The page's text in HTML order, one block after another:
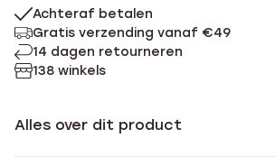
Achteraf betalen
Gratis verzending vanaf €49
14 dagen retourneren
138 winkels
Alles over dit product